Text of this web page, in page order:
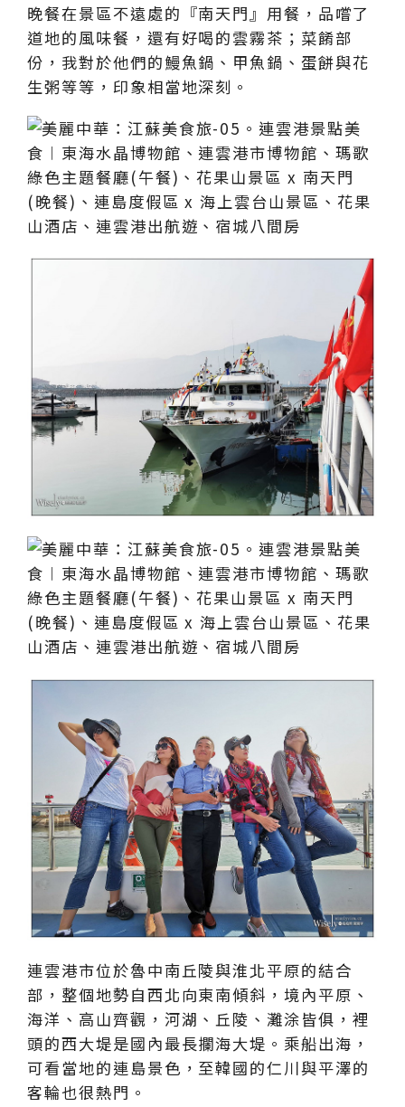
晚餐在景區不遠處的『南天門』用餐，品嚐了
道地的風味餐，還有好喝的雲霧茶；菜餚部
份，我對於他們的鰻魚鍋、甲魚鍋、蛋餅與花
生粥等等，印象相當地深刻。
連雲港市位於魯中南丘陵與淮北平原的結合
部，整個地勢自西北向東南傾斜，境內平原、
海洋、高山齊觀，河湖、丘陵、灘涂皆俱，裡
頭的西大堤是國內最長攔海大堤。乘船出海，
可看當地的連島景色，至韓國的仁川與平澤的
客輪也很熱門。